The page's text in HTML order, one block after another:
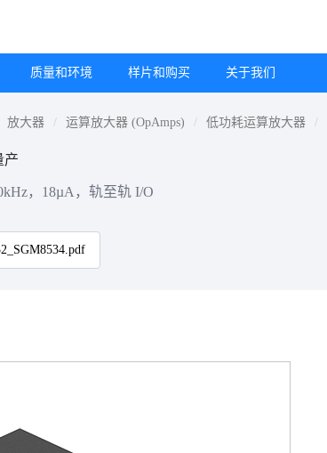
质量和环境 样片和购买 关于我们
放大器 运算放大器 (OpAmps) 低功耗运算放大器
产
，18µA，轨至轨 I/O